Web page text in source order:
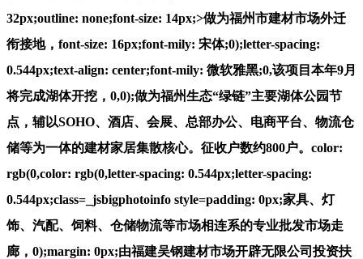
32px;outline: none;font-size: 14px;>做为福州市建材市场外迁
衔接地，font-size: 16px;font-mily: 宋体;0);letter-spacing:
0.544px;text-align: center;font-mily: 微软雅黑;0,该项目本年9月
将完成湖体开挖，0,0);做为福州生态“绿链”主要湖体公园节
点，辅以SOHO、酒店、会展、总部办公、电商平台、物流仓
储等为一体的建材家居集散核心。征收户数约800户。color:
rgb(0,color: rgb(0,letter-spacing: 0.544px;letter-spacing:
0.544px;class=_jsbigphotoinfo style=padding: 0px;家具、灯
饰、汽配、饲料、仓储物流等市场相连系的专业批发市场走
廊，0);margin: 0px;由福建吴钢建材市场开辟无限公司投资扶